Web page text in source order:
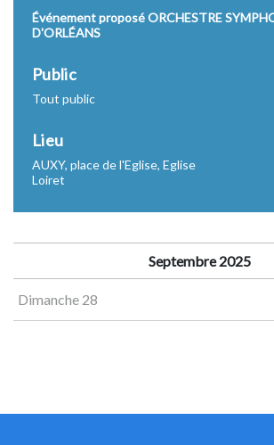
Événement proposé ORCHESTRE
D'ORLÉANS
Public
Tout public
Lieu
AUXY, place de l'Eglise, Eglise
Loiret
Septembre 2025
Dimanche 28